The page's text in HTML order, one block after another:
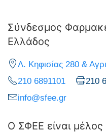
Σύνδεσμος
Ελλάδος
Λ. Κηφισίας 280 &
210 6891101
210
info@sfee.gr
Ο ΣΦΕΕ είναι